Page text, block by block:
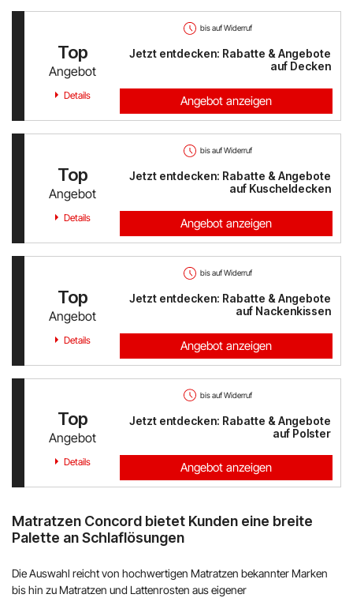
bis auf Widerruf
Top
Angebot
Jetzt entdecken: Rabatte & Angebote
auf Decken
Details Angebot anzeigen
bis auf Widerruf
Top
Angebot
Jetzt entdecken: Rabatte & Angebote
auf Kuscheldecken
Details Angebot anzeigen
bis auf Widerruf
Top
Angebot
Jetzt entdecken: Rabatte & Angebote
auf Nackenkissen
Details Angebot anzeigen
bis auf Widerruf
Top
Angebot
Jetzt entdecken: Rabatte & Angebote
auf Polster
Details Angebot anzeigen
Matratzen Concord bietet Kunden eine breite
Palette an Schlaflösungen
Die Auswahl reicht von hochwertigen Matratzen bekannter Marken
bis hin zu Matratzen und Lattenrosten aus eigener